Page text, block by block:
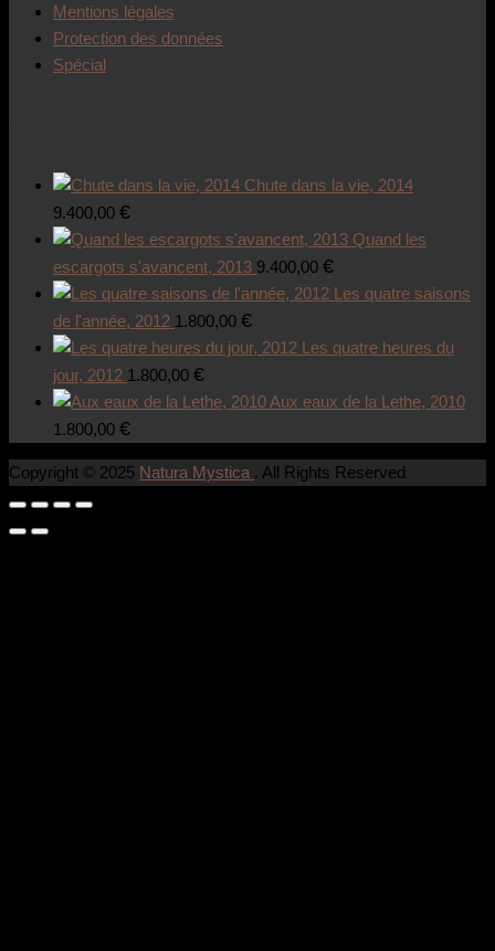
Mentions légales
Protection des données
Spécial
Chute dans la vie, 2014
9.400,00 €
Quand les
escargots s'avancent, 2013 9.400,00 €
Les quatre saisons
de l'année, 2012 1.800,00 €
Les quatre heures du
jour, 2012 1.800,00 €
Aux eaux de la Lethe, 2010
1.800,00 €
Copyright © 2025 Natura Mystica . All Rights Reserved